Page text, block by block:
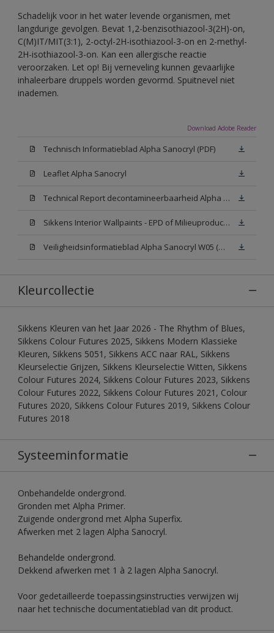
Schadelijk voor in het water levende organismen, met
langdurige gevolgen. Bevat 1,2-benzisothiazool-3(2H)-on,
C(M)IT/MIT(3:1), 2-octyl-2H-isothiazool-3-on en 2-methyl-
2H-isothiazool-3-on. Kan een allergische reactie
veroorzaken. Let op! Bij verneveling kunnen gevaarlijke
inhaleerbare druppels worden gevormd. Spuitnevel niet
inademen.
Download Adobe Reader
Technisch Informatieblad Alpha Sanocryl (PDF)
Leaflet Alpha Sanocryl
Technical Report decontamineerbaarheid Alpha Sanocryl
Sikkens Interior Wallpaints - EPD of Milieuproductverklaring
Veiligheidsinformatieblad Alpha Sanocryl W05 (MSDS)
Kleurcollectie
Sikkens Kleuren van het Jaar 2026 - The Rhythm of Blues,
Sikkens Colour Futures 2025, Sikkens Modern Klassieke
Kleuren, Sikkens 5051, Sikkens ACC naar RAL, Sikkens
Kleurselectie Grijzen, Sikkens Kleurselectie Witten, Sikkens
Colour Futures 2024, Sikkens Colour Futures 2023, Sikkens
Colour Futures 2022, Sikkens Colour Futures 2021, Colour
Futures 2020, Sikkens Colour Futures 2019, Sikkens Colour
Futures 2018
Systeeminformatie
Onbehandelde ondergrond.
Gronden met Alpha Primer.
Zuigende ondergrond met Alpha Superfix.
Afwerken met 2 lagen Alpha Sanocryl.
Behandelde ondergrond.
Dekkend afwerken met 1 à 2 lagen Alpha Sanocryl.
Voor gedetailleerde toepassingsinstructies verwijzen wij
naar het technische documentatieblad van dit product.